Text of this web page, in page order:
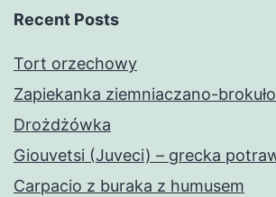
Recent Posts
Tort orzechowy
Zapiekanka ziemniaczano-
Drożdżówka
Giouvetsi (Juveci) – grecka
Carpacio z buraka z humusem